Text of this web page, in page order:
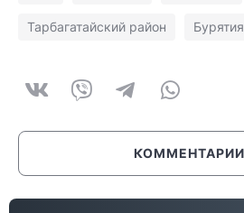
Тарбагатайский район Бурятия
КОММЕНТАРИИ